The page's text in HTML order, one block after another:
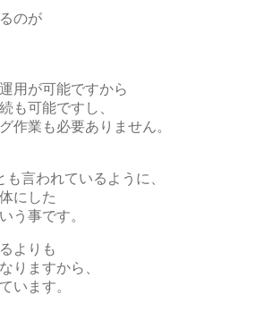
のが
用が可能ですから
も可能ですし、
作業も必要ありません。
言われているように、
にした
う事です。
よりも
りますから、
います。